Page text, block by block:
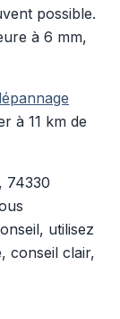
possible.
à 6 mm,
à 11 km de
74330
utilisez
conseil clair,